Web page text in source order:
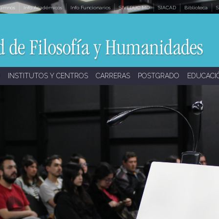
Info Académicos Info Funcionarios SIVEDUC MD SIACAD Biblioteca
INSTITUTOS Y CENTROS CARRERAS POSTGRADO